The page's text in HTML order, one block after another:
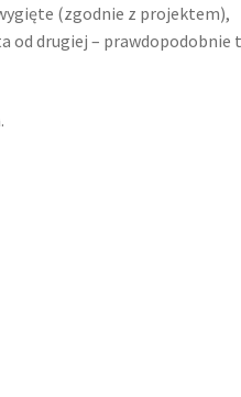
(zgodnie z projektem),
od drugiej – prawdopodobnie